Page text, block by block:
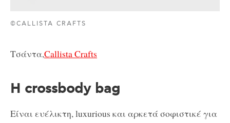
©CALLISTA CRAFTS
Τσάντα,Callista Crafts
Η crossbody bag
Είναι ευέλικτη, luxurious και αρκετά σοφιστικέ για